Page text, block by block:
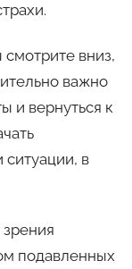
вниз,
важно
и вернуться к
в
подавленных